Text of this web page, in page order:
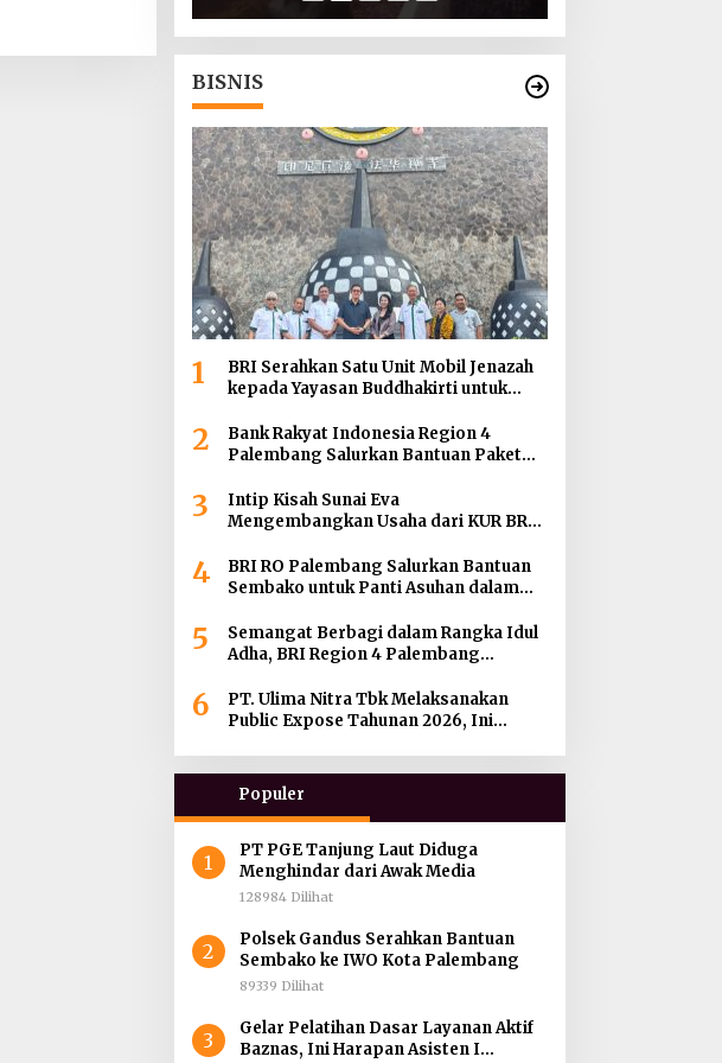
Tanah Abang
BISNIS
1
BRI Serahkan Satu Unit Mobil Jenazah
kepada Yayasan Buddhakirti untuk
2
Bank Rakyat Indonesia Region 4
Palembang Salurkan Bantuan Paket
Wilayah Palembang
3
Intip Kisah Sunai Eva
Mengembangkan Usaha dari KUR BRI
Palembang
4
BRI RO Palembang Salurkan Bantuan
Sembako untuk Panti Asuhan dalam
BRI Wilayah
5
Semangat Berbagi dalam Rangka Idul
Adha, BRI Region 4 Palembang
Berbagai Daerah di Sumatera Selatan,
Jambi dan Kepulauan Bangka
6
PT. Ulima Nitra Tbk Melaksanakan
Public Expose Tahunan 2026, Ini
Populer
1
PT PGE Tanjung Laut Diduga
Menghindar dari Awak Media
128984 Dilihat
2
Polsek Gandus Serahkan Bantuan
Sembako ke IWO Kota Palembang
89339 Dilihat
3
Gelar Pelatihan Dasar Layanan Aktif
Baznas, Ini Harapan Asisten I